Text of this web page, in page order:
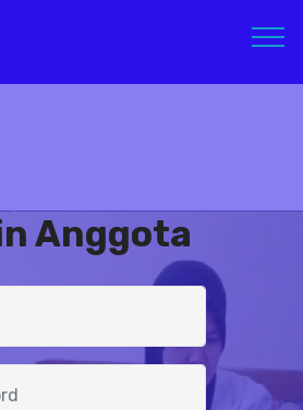
Anggota